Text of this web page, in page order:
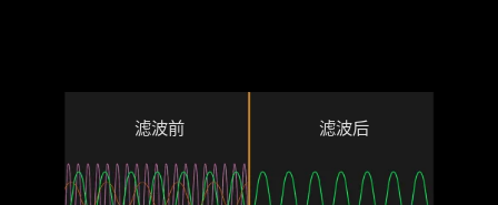
滤波后
滤波前